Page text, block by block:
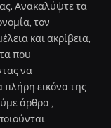
Ανακαλύψτε τα
τον
και ακρίβεια,
που
να
εικόνα της
άρθρα ,